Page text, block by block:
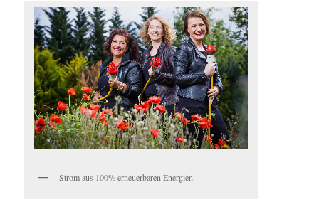
Strom aus 100% erneuerbaren Energien.